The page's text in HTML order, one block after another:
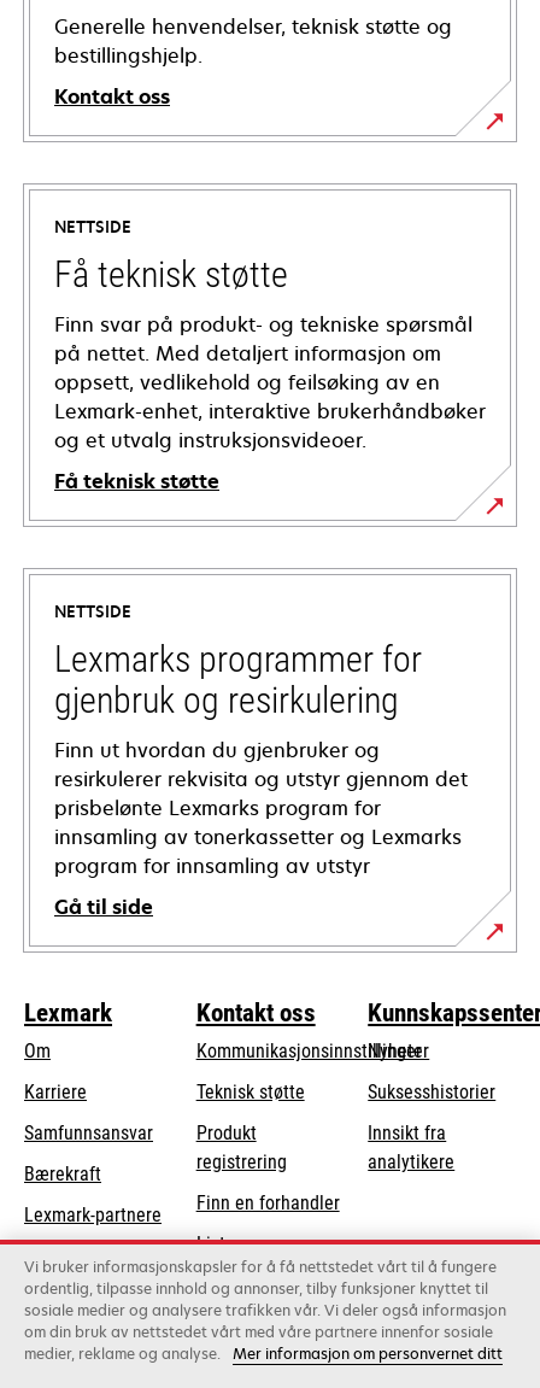
Generelle henvendelser, teknisk støtte og
bestillingshjelp.
Kontakt oss
NETTSIDE
Få teknisk støtte
Finn svar på produkt- og tekniske spørsmål
på nettet. Med detaljert informasjon om
oppsett, vedlikehold og feilsøking av en
Lexmark-enhet, interaktive brukerhåndbøker
og et utvalg instruksjonsvideoer.
Få teknisk støtte
opens
in
new
tab
NETTSIDE
Lexmarks programmer for
gjenbruk og resirkulering
Finn ut hvordan du gjenbruker og
resirkulerer rekvisita og utstyr gjennom det
prisbelønte Lexmarks program for
innsamling av tonerkassetter og Lexmarks
program for innsamling av utstyr
Gå til side
Lexmark
Om
Karriere
Samfunnsansvaropens
new
tab
Bærekraft
Lexmark-partnere
Kontakt oss
Kommunikasjonsinnstillinger
Teknisk støtteopens
tab
Produkt
registrering
Finn en forhandler
Liste over
grossister
Nyheter
Suksesshistorier
Innsikt fra
analytikere
Lexmark International, Inc., et Xerox-selskap
©2026 Alle rettigheter forbeholdt.
Vi bruker informasjonskapsler for å få nettstedet vårt til å fungere
ordentlig, tilpasse innhold og annonser, tilby funksjoner knyttet til
sosiale medier og analysere trafikken vår. Vi deler også informasjon
om din bruk av nettstedet vårt med våre partnere innenfor sosiale
medier, reklame og analyse. Mer informasjon om personvernet ditt